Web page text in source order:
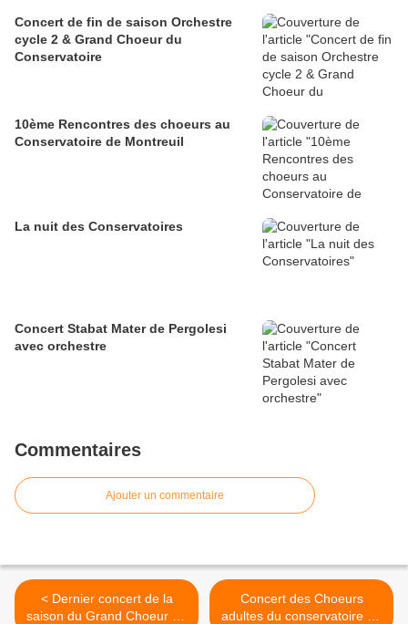
Concert de fin de saison Orchestre
cycle 2 & Grand Choeur du
Conservatoire
10ème Rencontres des choeurs au
Conservatoire de Montreuil
La nuit des Conservatoires
Concert Stabat Mater de Pergolesi
avec orchestre
Commentaires
Ajouter un commentaire
< Dernier concert de la
saison du Grand Choeur du
Concert des Choeurs
adultes du conservatoire de